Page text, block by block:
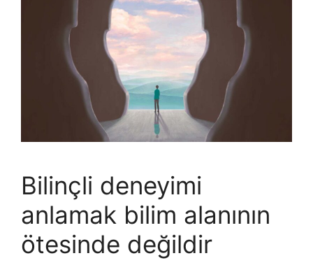
Bilinçli deneyimi
anlamak bilim alanının
ötesinde değildir